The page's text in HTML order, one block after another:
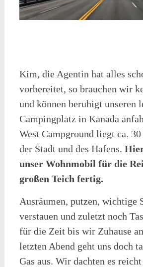
Kim, die Agentin hat alles
vorbereitet, so brauchen wir
und können beruhigt unseren
Campingplatz in Kanada
West Campground liegt ca.
der Stadt und des Hafens.
unser Wohnmobil für die
großen Teich fertig.
Ausräumen, putzen, wichtige
verstauen und zuletzt noch
für die Zeit bis wir Zuhause
letzten Abend geht uns doch
Gas aus. Wir dachten es